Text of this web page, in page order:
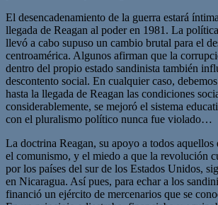
El desencadenamiento de la guerra estará
llegada de Reagan al poder en 1981. La
llevó a cabo supuso un cambio brutal para el
centroamérica. Algunos afirman que la
dentro del propio estado sandinista también
descontento social. En cualquier caso,
hasta la llegada de Reagan las condiciones
considerablemente, se mejoró el sistema
con el pluralismo político nunca fue violado…
La doctrina Reagan, su apoyo a todos aquellos
el comunismo, y el miedo a que la revolución
por los países del sur de los Estados Unidos,
en Nicaragua. Así pues, para echar a los
financió un ejército de mercenarios que se